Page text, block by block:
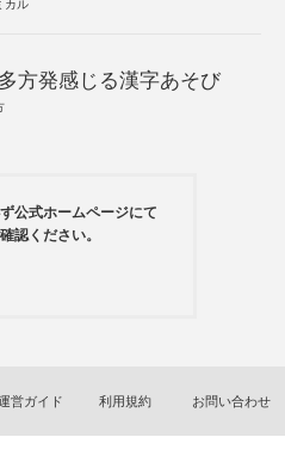
カル
方発感じる漢字あそび
公式ホームページにて
認ください。
営ガイド 利用規約 お問い合わせ